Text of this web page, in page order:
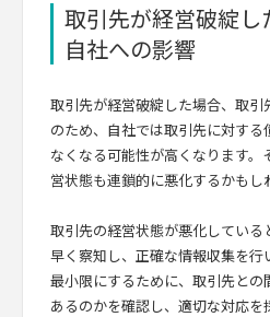
取引先が経営破綻し
自社への影響
取引先が経営破綻した場合、取
のため、自社では取引先に対する
なくなる可能性が高くなります。
営状態も連鎖的に悪化するかもし
取引先の経営状態が悪化してい
早く察知し、正確な情報収集を行
最小限にするために、取引先と
あるのかを確認し、適切な対応を